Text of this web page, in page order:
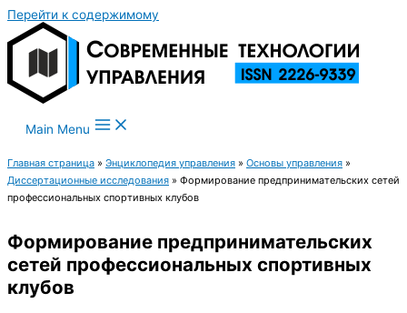
Перейти к содержимому
Main Menu
Главная страница » Энциклопедия управления » Основы управления »
Диссертационные исследования » Формирование предпринимательских сетей
профессиональных спортивных клубов
Формирование предпринимательских
сетей профессиональных спортивных
клубов